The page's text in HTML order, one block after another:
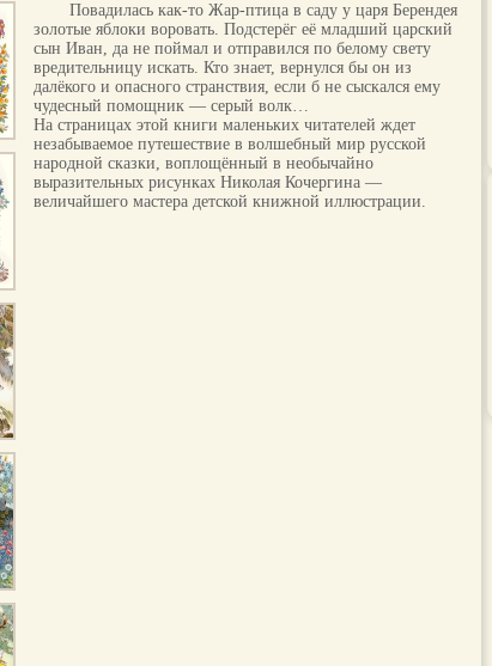
Повадилась как-то Жар-птица в саду у царя Берендея
золотые яблоки воровать. Подстерёг её младший царский
сын Иван, да не поймал и отправился по белому свету
вредительницу искать. Кто знает, вернулся бы он из
далёкого и опасного странствия, если б не сыскался ему
чудесный помощник — серый волк…
На страницах этой книги маленьких читателей ждет
незабываемое путешествие в волшебный мир русской
народной сказки, воплощённый в необычайно
выразительных рисунках Николая Кочергина —
величайшего мастера детской книжной иллюстрации.